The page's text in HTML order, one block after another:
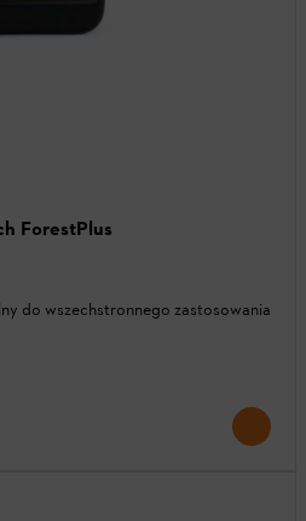
ForestPlus
do wszechstronnego zastosowania